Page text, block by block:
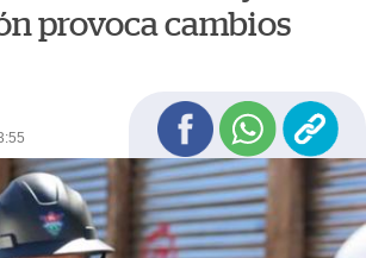
provoca cambios